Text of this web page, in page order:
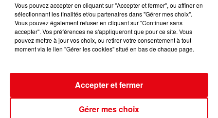
Incendie au Mont-Boron : deux jeunes condamnés à six mois de
prison...
Vous pouvez accepter en cliquant sur "Accepter et fermer", ou affiner en
sélectionnant les finalités et/ou partenaires dans "Gérer mes choix".
Vous pouvez également refuser en cliquant sur "Continuer sans
accepter". Vos préférences ne s'appliqueront que pour ce site. Vous
pouvez mettre à jour vos choix, ou retirer votre consentement à tout
moment via le lien "Gérer les cookies" situé en bas de chaque page.
Gérer mes choix
Accepter et fermer